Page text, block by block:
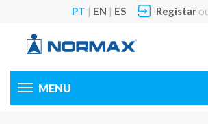
PT | EN | ES Registar
Toggle